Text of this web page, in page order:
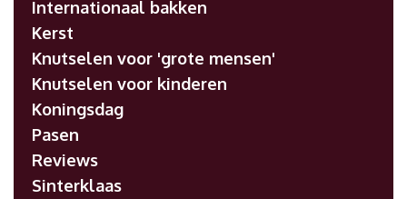
Internationaal bakken
Kerst
Knutselen voor 'grote mensen'
Knutselen voor kinderen
Koningsdag
Pasen
Reviews
Sinterklaas